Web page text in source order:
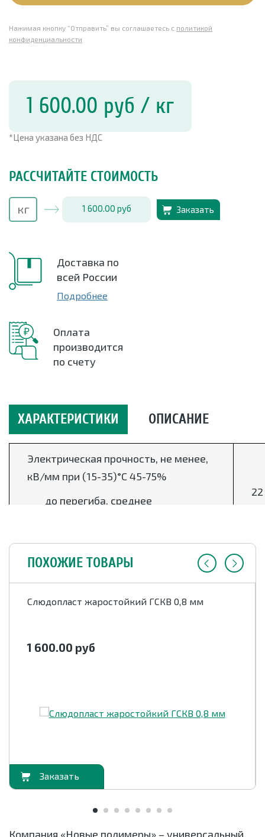
Нажимая кнопку “Отправить” вы соглашаетесь с политикой
конфиденциальности
1 600.00 руб / кг
*Цена указана без НДС
РАССЧИТАЙТЕ СТОИМОСТЬ
1 600.00 руб Заказать
Доставка по
всей России
Подробнее
Оплата
производится
по счету
ХАРАКТЕРИСТИКИ ОПИСАНИЕ
Электрическая прочность, не менее,
кВ/мм при (15-35)°С 45-75%
до перегиба, среднее
22
Электрическая прочность, не менее, кВ/
ГОСТ
ПОХОЖИЕ ТОВАРЫ
Слюдопласт жаростойкий ГСКВ 0,8 мм
1 600.00 руб
Компания «Новые полимеры» – универсальный